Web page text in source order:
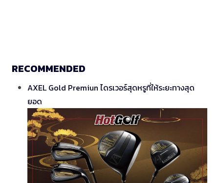
RECOMMENDED
AXEL Gold Premiun ไดรเวอร์สุดหรูที่ให้ระยะทางสุด
ยอด